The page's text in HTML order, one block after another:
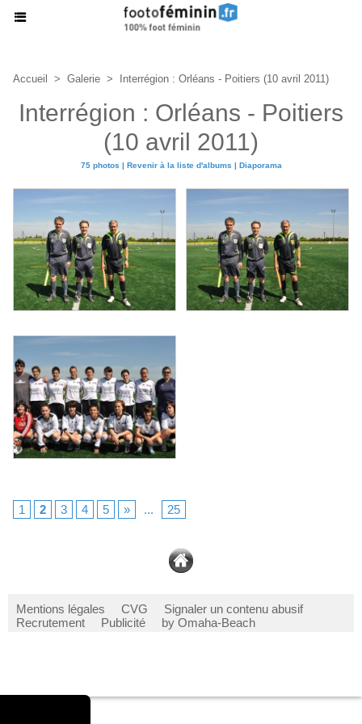
Accueil > Galerie > Interrégion : Orléans - Poitiers (10 avril 2011)
Interrégion : Orléans - Poitiers
(10 avril 2011)
75 photos | Revenir à la liste d'albums | Diaporama
1 2 3 4 5 » ... 25
Mentions légales CVG
Signaler un contenu abusif
Recrutement
Publicité by Omaha-Beach